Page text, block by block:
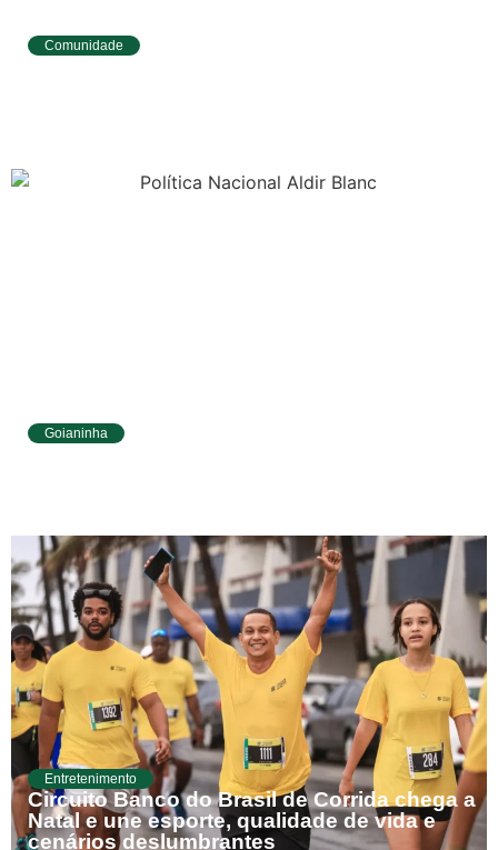
Comunidade
Goianinha
Entretenimento
Circuito Banco do Brasil de Corrida chega a
Natal e une esporte, qualidade de vida e
cenários deslumbrantes